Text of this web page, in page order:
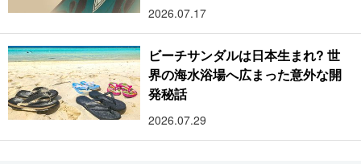
2026.07.17
ビーチサンダルは日本生まれ? 世
界の海水浴場へ広まった意外な開
発秘話
2026.07.29